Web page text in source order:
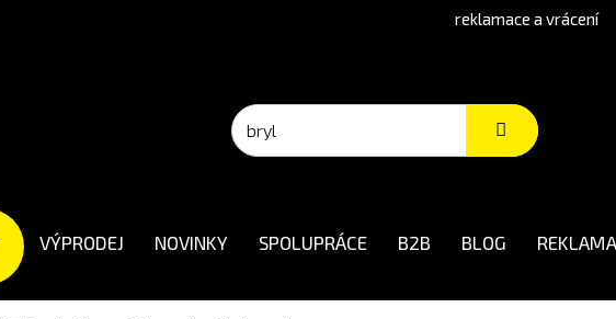
reklamace a vrácení
VÝPRODEJ NOVINKY SPOLUPRÁCE B2B BLOG